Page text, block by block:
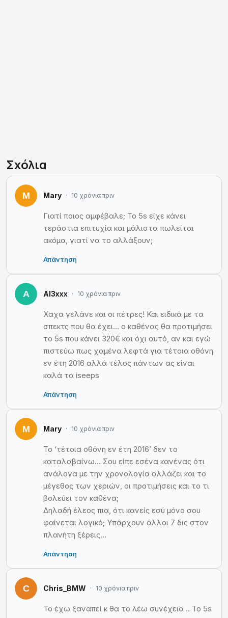
Σχόλια
Mary 10 χρόνια πριν
Γιατί ποιος αμφέβαλε; Το 5s είχε κάνει
τεράστια επιτυχία και μάλιστα πωλείται
ακόμα, γιατί να το αλλάξουν;
Απάντηση
Al3xxx 10 χρόνια πριν
Χαχα γελάνε και οι πέτρες! Και ειδικά με τα
σπεκτς που θα έχει… ο καθένας θα προτιμήσει
το 5s που κάνει 320€ και όχι αυτό, αν και εγώ
πιστεύω πως χαμένα λεφτά για τέτοια οθόνη
εν έτη 2016 αλλά τέλος πάντων ας είναι
καλά τα iseeps
Απάντηση
Mary 10 χρόνια πριν
Το ‘τέτοια οθόνη εν έτη 2016’ δεν το
καταλαβαίνω… Σου είπε εσένα κανένας ότι
ανάλογα με την χρονολογία αλλάζει και το
μέγεθος των χεριών, οι προτιμήσεις και το τι
βολεύει τον καθένα;
Δηλαδή έλεος πια, ότι κανείς εσύ μόνο σου
φαίνεται λογικό; Υπάρχουν άλλοι 7 δις στον
πλανήτη ξέρεις…
Απάντηση
Chris_BMW 10 χρόνια πριν
Το έχω ξαναπεί κ θα το λέω συνέχεια .. Το 5s